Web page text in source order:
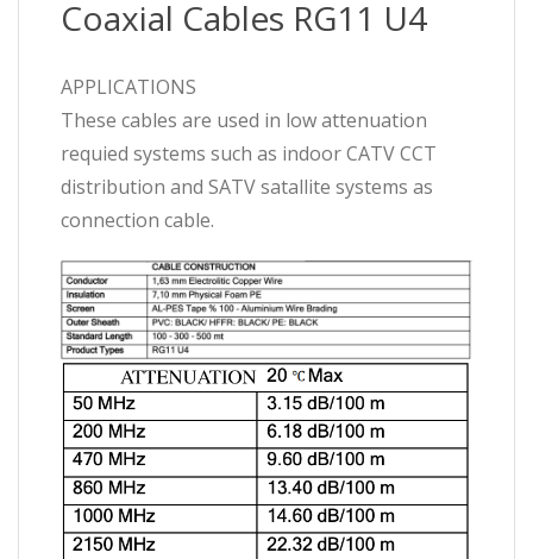
Coaxial Cables RG11 U4
APPLICATIONS
These cables are used in low attenuation
requied systems such as indoor CATV CCT
distribution and SATV satallite systems as
connection cable.